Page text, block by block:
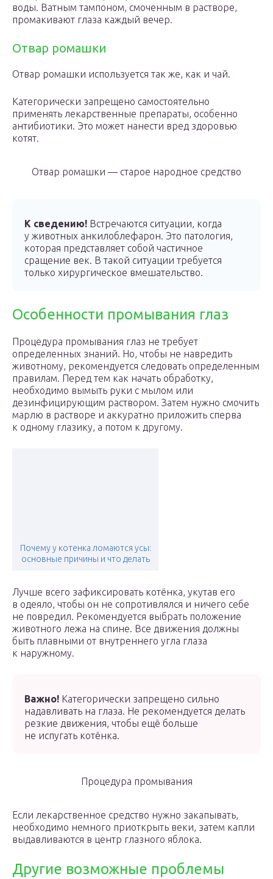
воды. Ватным тампоном, смоченным в растворе,
промакивают глаза каждый вечер.
Отвар ромашки
Отвар ромашки используется так же, как и чай.
Категорически запрещено самостоятельно
применять лекарственные препараты, особенно
антибиотики. Это может нанести вред здоровью
котят.
Отвар ромашки — старое народное средство
К сведению! Встречаются ситуации, когда
у животных анкилоблефарон. Это патология,
которая представляет собой частичное
сращение век. В такой ситуации требуется
только хирургическое вмешательство.
Особенности промывания глаз
Процедура промывания глаз не требует
определенных знаний. Но, чтобы не навредить
животному, рекомендуется следовать определенным
правилам. Перед тем как начать обработку,
необходимо вымыть руки с мылом или
дезинфицирующим раствором. Затем нужно смочить
марлю в растворе и аккуратно приложить сперва
к одному глазику, а потом к другому.
Почему у котенка ломаются усы:
основные причины и что делать
Лучше всего зафиксировать котёнка, укутав его
в одеяло, чтобы он не сопротивлялся и ничего себе
не повредил. Рекомендуется выбрать положение
животного лежа на спине. Все движения должны
быть плавными от внутреннего угла глаза
к наружному.
Важно! Категорически запрещено сильно
надавливать на глаза. Не рекомендуется делать
резкие движения, чтобы ещё больше
не испугать котёнка.
Процедура промывания
Если лекарственное средство нужно закапывать,
необходимо немного приоткрыть веки, затем капли
выдавливаются в центр глазного яблока.
Другие возможные проблемы